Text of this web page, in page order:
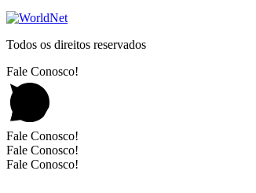
Todos os direitos reservados
Fale Conosco!
Fale Conosco!
Fale Conosco!
Fale Conosco!